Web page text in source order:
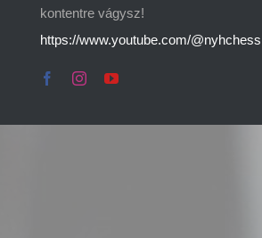
kontentre vágysz!
https://www.youtube.com/@nyhchess